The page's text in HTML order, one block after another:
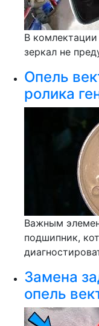
В
зеркал не
Опель
ролика
Важным
подшипник,
Замена
опель